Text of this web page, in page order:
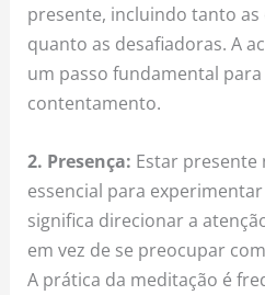
presente, incluindo tanto as
quanto as desafiadoras. A
um passo fundamental
contentamento.
2. Presença: Estar
essencial para
significa direcionar a
em vez de se preocupar
A prática da meditação é